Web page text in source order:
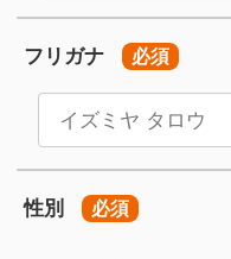
フリガナ 必須
性別 必須